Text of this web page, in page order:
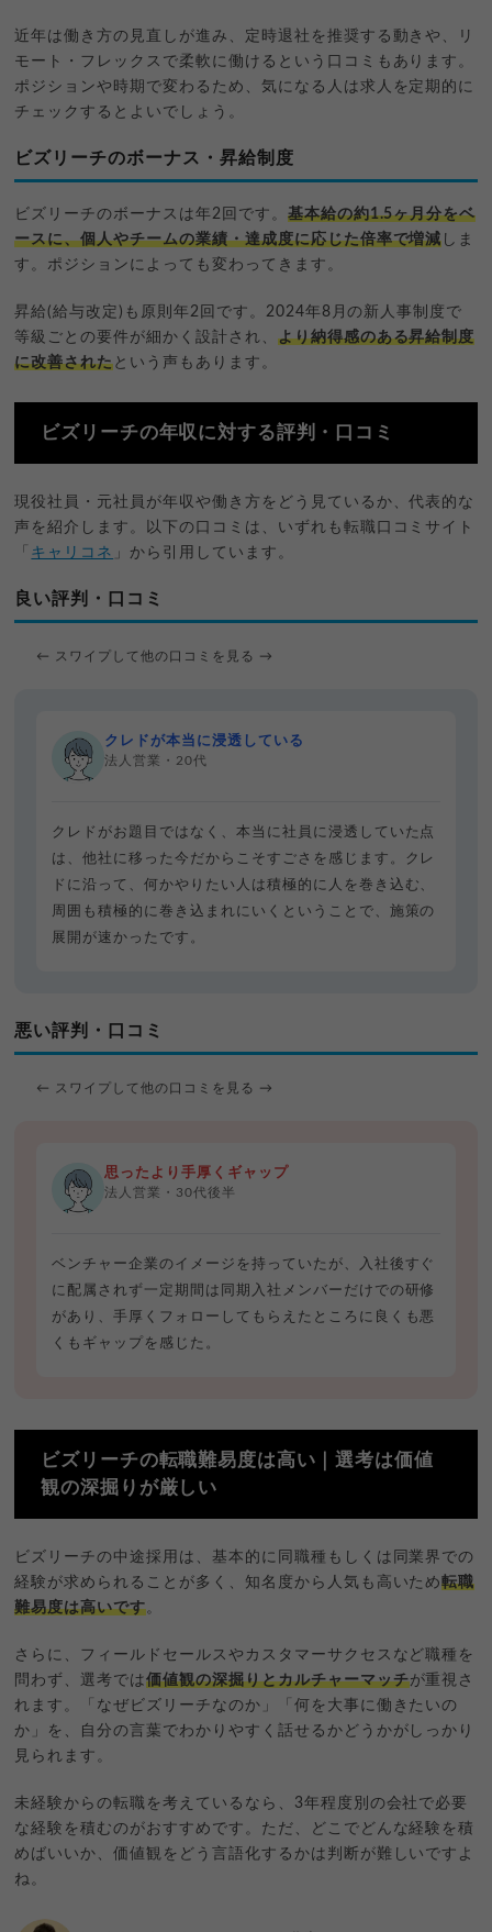
近年は働き方の見直しが進み、定時退社を推奨する動きや、リ
モート・フレックスで柔軟に働けるという口コミもあります。
ポジションや時期で変わるため、気になる人は求人を定期的に
チェックするとよいでしょう。
ビズリーチのボーナス・昇給制度
ビズリーチのボーナスは年2回です。 基本給の約1.5ヶ月分をベ
ースに、個人やチームの業績・達成度に応じた倍率で増減 しま
す。ポジションによっても変わってきます。
昇給(給与改定)も原則年2回です。2024年8月の新人事制度で
等級ごとの要件が細かく設計され、 より納得感のある昇給制度
に改善されたという声もあります。
ビズリーチの年収に対する評判・口コミ
現役社員・元社員が年収や働き方をどう見ているか、代表的な
声を紹介します。以下の口コミは、いずれも転職口コミサイト
「 キャリコネ 」から引用しています。
良い評判・口コミ
← スワイプして他の口コミを見る →
クレドが本当に浸透している
法人営業・20代
クレドがお題目ではなく、本当に社員に浸透していた点
は、他社に移った今だからこそすごさを感じます。クレ
ドに沿って、何かやりたい人は積極的に人を巻き込む、
周囲も積極的に巻き込まれにいくということで、施策の
展開が速かったです。
悪い評判・口コミ
← スワイプして他の口コミを見る →
思ったより手厚くギャップ
法人営業・30代後半
ベンチャー企業のイメージを持っていたが、入社後すぐ
に配属されず一定期間は同期入社メンバーだけでの研修
があり、手厚くフォローしてもらえたところに良くも悪
くもギャップを感じた。
ビズリーチの転職難易度は高い｜選考は価値
観の深掘りが厳しい
ビズリーチの中途採用は、基本的に同職種もしくは同業界での
経験が求められることが多く、知名度から人気も高いため転職
難易度は高いです。
さらに、フィールドセールスやカスタマーサクセスなど職種を
問わず、選考では価値観の深掘りとカルチャーマッチが重視さ
れます。「なぜビズリーチなのか」「何を大事に働きたいの
か」を、自分の言葉でわかりやすく話せるかどうかがしっかり
見られます。
未経験からの転職を考えているなら、3年程度別の会社で必要
な経験を積むのがおすすめです。ただ、どこでどんな経験を積
めばいいか、価値観をどう言語化するかは判断が難しいですよ
ね。